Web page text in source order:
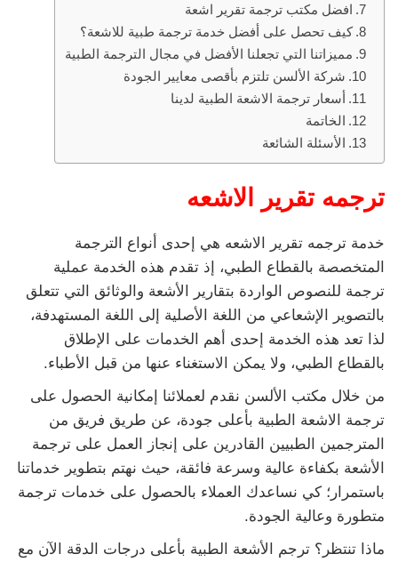
افضل مكتب ترجمة تقرير اشعة
كيف تحصل على أفضل خدمة ترجمة طبية للاشعة؟
مميزاتنا التي تجعلنا الأفضل في مجال الترجمة الطبية
شركة الألسن تلتزم بأقصى معايير الجودة
أسعار ترجمة الاشعة الطبية لدينا
الخاتمة
الأسئلة الشائعة
ترجمه تقرير الاشعه
خدمة ترجمه تقرير الاشعه هي إحدى أنواع الترجمة
المتخصصة بالقطاع الطبي، إذ تقدم هذه الخدمة عملية
ترجمة للنصوص الواردة بتقارير الأشعة والوثائق التي تتعلق
بالتصوير الإشعاعي من اللغة الأصلية إلى اللغة المستهدفة،
لذا تعد هذه الخدمة إحدى أهم الخدمات على الإطلاق
بالقطاع الطبي، ولا يمكن الاستغناء عنها من قبل الأطباء.
من خلال مكتب الألسن نقدم لعملائنا إمكانية الحصول على
ترجمة الاشعة الطبية بأعلى جودة، عن طريق فريق من
المترجمين الطبيين القادرين على إنجاز العمل على ترجمة
الأشعة بكفاءة عالية وسرعة فائقة، حيث نهتم بتطوير خدماتنا
باستمرار؛ كي نساعدك العملاء بالحصول على خدمات ترجمة
متطورة وعالية الجودة.
ماذا تنتظر؟ ترجم الأشعة الطبية بأعلى درجات الدقة الآن مع